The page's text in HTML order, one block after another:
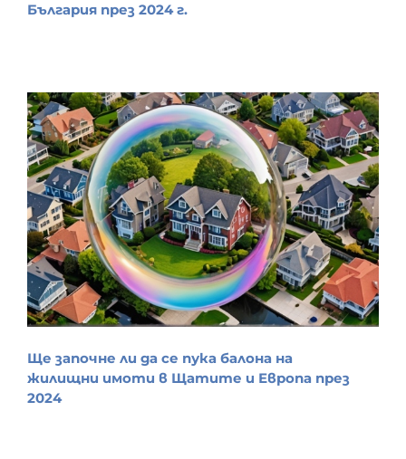
България през 2024 г.
Ще започне ли да се пука балона на
жилищни имоти в Щатите и Европа през
2024